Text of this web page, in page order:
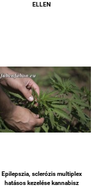
ELLEN
Epilepszia, sclerózis multiplex
hatásos kezelése kannabisz